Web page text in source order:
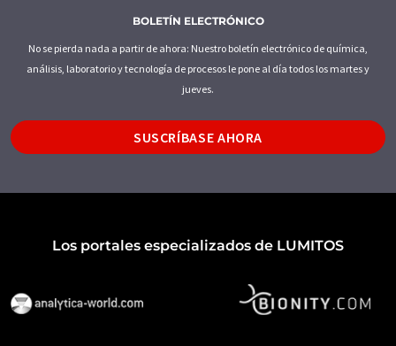
BOLETÍN ELECTRÓNICO
No se pierda nada a partir de ahora: Nuestro boletín electrónico de química,
análisis, laboratorio y tecnología de procesos le pone al día todos los martes y
jueves.
SUSCRÍBASE AHORA
Los portales especializados de LUMITOS